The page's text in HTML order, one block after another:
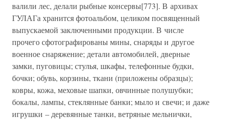
валили лес, делали рыбные консервы[773]. В архивах
ГУЛАГа хранится фотоальбом, целиком посвященный
выпускаемой заключенными продукции. В числе
прочего сфотографированы мины, снаряды и другое
военное снаряжение; детали автомобилей, дверные
замки, пуговицы; стулья, шкафы, телефонные будки,
бочки; обувь, корзины, ткани (приложены образцы);
ковры, кожа, меховые шапки, овчинные полушубки;
бокалы, лампы, стеклянные банки; мыло и свечи; и даже
игрушки – деревянные танки, ветряные мельнички,